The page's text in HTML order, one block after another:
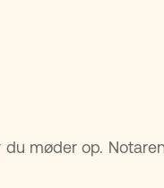
møder op.